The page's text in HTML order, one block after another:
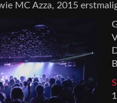
MC Azza, 2015